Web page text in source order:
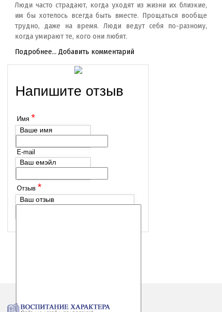
Люди часто страдают, когда уходят из жизни их близкие,
им бы хотелось всегда быть вместе. Прощаться вообще
трудно, даже на время. Люди ведут себя по-разному,
когда умирают те, кого они любят.
Подробнее... Добавить комментарий
Напишите отзыв
Имя *
Ваше имя
E-mail
Ваш емэйл
Отзыв *
Ваш отзыв